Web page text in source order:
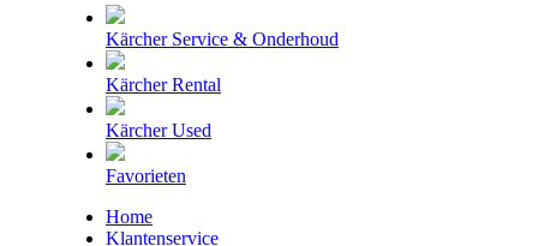
Kärcher Service & Onderhoud
Kärcher Rental
Kärcher Used
Favorieten
Home
Klantenservice